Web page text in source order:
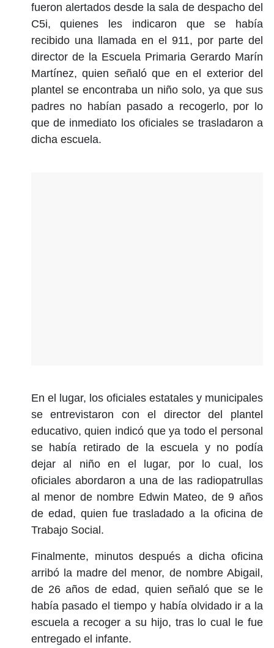
fueron alertados desde la sala de despacho del
C5i, quienes les indicaron que se había
recibido una llamada en el 911, por parte del
director de la Escuela Primaria Gerardo Marín
Martínez, quien señaló que en el exterior del
plantel se encontraba un niño solo, ya que sus
padres no habían pasado a recogerlo, por lo
que de inmediato los oficiales se trasladaron a
dicha escuela.
En el lugar, los oficiales estatales y municipales
se entrevistaron con el director del plantel
educativo, quien indicó que ya todo el personal
se había retirado de la escuela y no podía
dejar al niño en el lugar, por lo cual, los
oficiales abordaron a una de las radiopatrullas
al menor de nombre Edwin Mateo, de 9 años
de edad, quien fue trasladado a la oficina de
Trabajo Social.
Finalmente, minutos después a dicha oficina
arribó la madre del menor, de nombre Abigail,
de 26 años de edad, quien señaló que se le
había pasado el tiempo y había olvidado ir a la
escuela a recoger a su hijo, tras lo cual le fue
entregado el infante.